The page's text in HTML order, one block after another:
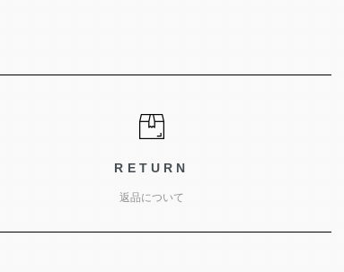
RETURN
返品について